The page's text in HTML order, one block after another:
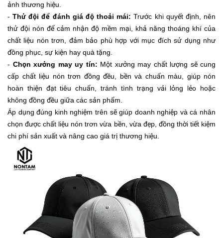
ảnh thương hiệu.
-Thử đội để đánh giá độ thoải mái: Trước khi quyết định, nên
thử đội nón để cảm nhận độ mềm mại, khả năng thoáng khí của
chất liệu nón trơn, đảm bảo phù hợp với mục đích sử dụng như
đồng phục, sự kiện hay quà tặng.
- Chọn xưởng may uy tín: Một xưởng may chất lượng sẽ cung
cấp chất liệu nón trơn đồng đều, bền và chuẩn màu, giúp nón
hoàn thiện đạt tiêu chuẩn, tránh tình trạng vải lỏng lẻo hoặc
không đồng đều giữa các sản phẩm.
Áp dụng đúng kinh nghiệm trên sẽ giúp doanh nghiệp và cá nhân
chọn được chất liệu nón trơn vừa bền, vừa đẹp, đồng thời tiết kiệm
chi phí sản xuất và nâng cao giá trị thương hiệu.